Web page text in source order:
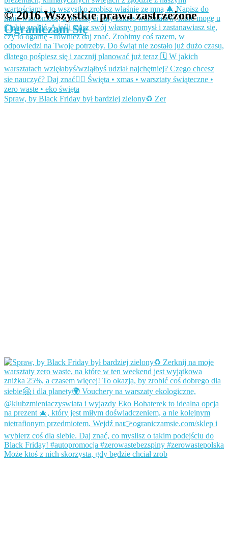
Spraw, by Black Friday był bardziej zielony♻️ Zer
Może ktoś z nich skorzysta, gdy będzie chciał zrob
© 2016 Wszystkie prawa zastrzeżone
Ograniczam Się